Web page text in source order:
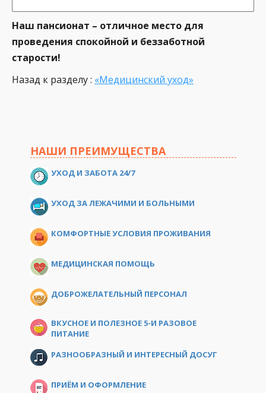
Наш пансионат – отличное место для
проведения спокойной и беззаботной
старости!
Назад к разделу : «Медицинский уход»
НАШИ ПРЕИМУЩЕСТВА
УХОД И ЗАБОТА 24/7
УХОД ЗА ЛЕЖАЧИМИ И БОЛЬНЫМИ
КОМФОРТНЫЕ УСЛОВИЯ ПРОЖИВАНИЯ
МЕДИЦИНСКАЯ ПОМОЩЬ
ДОБРОЖЕЛАТЕЛЬНЫЙ ПЕРСОНАЛ
ВКУСНОЕ И ПОЛЕЗНОЕ 5-И РАЗОВОЕ
ПИТАНИЕ
РАЗНООБРАЗНЫЙ И ИНТЕРЕСНЫЙ ДОСУГ
ПРИЁМ И ОФОРМЛЕНИЕ